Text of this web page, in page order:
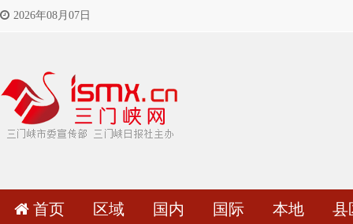
2026年08月07日
首页 区域 国内 国际 本地 县